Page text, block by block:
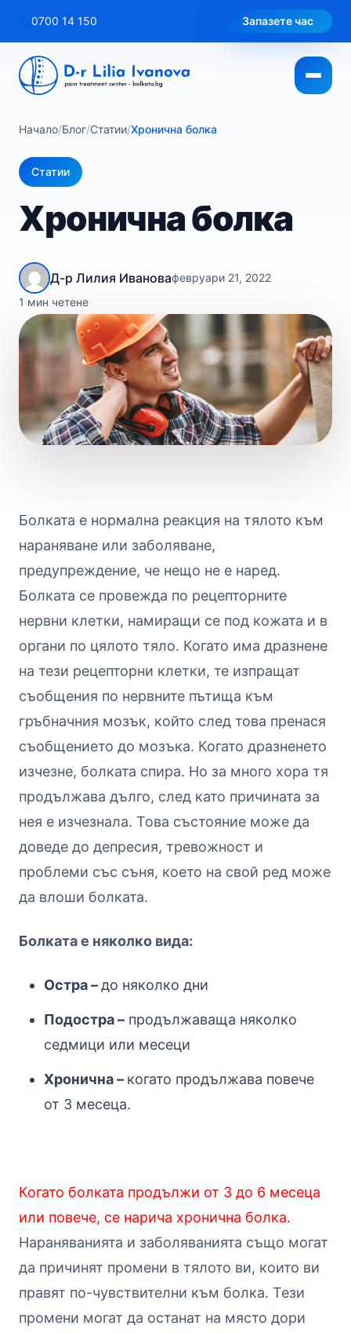
съдържанието
0700 14 150 Запазете час
Начало/Блог/Статии/Хронична болка
Статии
Хронична болка
Д-р Лилия Ивановафевруари 21, 2022
1 мин четене
Болката е нормална реакция на тялото към
нараняване или заболяване,
предупреждение, че нещо не е наред.
Болката се провежда по рецепторните
нервни клетки, намиращи се под кожата и в
органи по цялото тяло. Когато има дразнене
на тези рецепторни клетки, те изпращат
съобщения по нервните пътища към
гръбначния мозък, който след това пренася
съобщението до мозъка. Когато дразненето
изчезне, болката спира. Но за много хора тя
продължава дълго, след като причината за
нея е изчезнала. Това състояние може да
доведе до депресия, тревожност и
проблеми със съня, което на свой ред може
да влоши болката.
Болката е няколко вида:
Остра –до няколко дни
Подостра – продължаваща няколко
седмици или месеци
Хронична – когато продължава повече
от 3 месеца.
Когато болката продължи от 3 до 6 месеца
или повече, се нарича хронична болка.
Нараняванията и заболяванията също могат
да причинят промени в тялото ви, които ви
правят по-чувствителни към болка. Тези
промени могат да останат на място дори